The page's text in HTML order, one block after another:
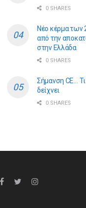
0 SHARES
Νέο κέρμα των
από την
στην Ελλάδα
0 SHARES
Σήμανση CE…
δείχνει
0 SHARES